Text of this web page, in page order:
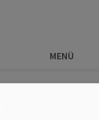
MENÜ